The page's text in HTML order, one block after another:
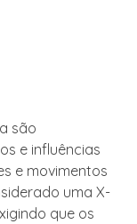
são
e influências
e movimentos
uma X-
que os